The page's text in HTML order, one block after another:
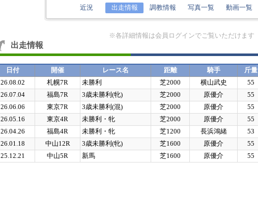
近況 出走情報 調教情報 写真一覧 動画一覧
※各詳細情報は会員ログインでご覧いただけます
出走情報
日付 開催 レース名 距離 騎手 斤量
26.08.02
札幌7R 未勝利 芝2000 横山武史 55
26.07.04
福島7R 3歳未勝利(牝) 芝2000 原優介 55
26.06.06
東京7R 3歳未勝利(混) 芝2000 原優介 55
26.05.16
東京4R 未勝利・牝 芝2000 原優介 55
26.04.26
福島4R 未勝利・牝 芝1200 長浜鴻緒 53
26.01.18
中山12R 3歳未勝利(牝) 芝1600 原優介 55
25.12.21
中山5R 新馬 芝1600 原優介 55